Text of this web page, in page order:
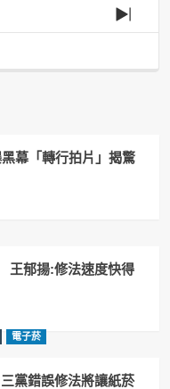
Next
幕「轉行拍片」揭驚
王郁揚:修法速度快得
電子菸
黨錯誤修法將讓紙菸